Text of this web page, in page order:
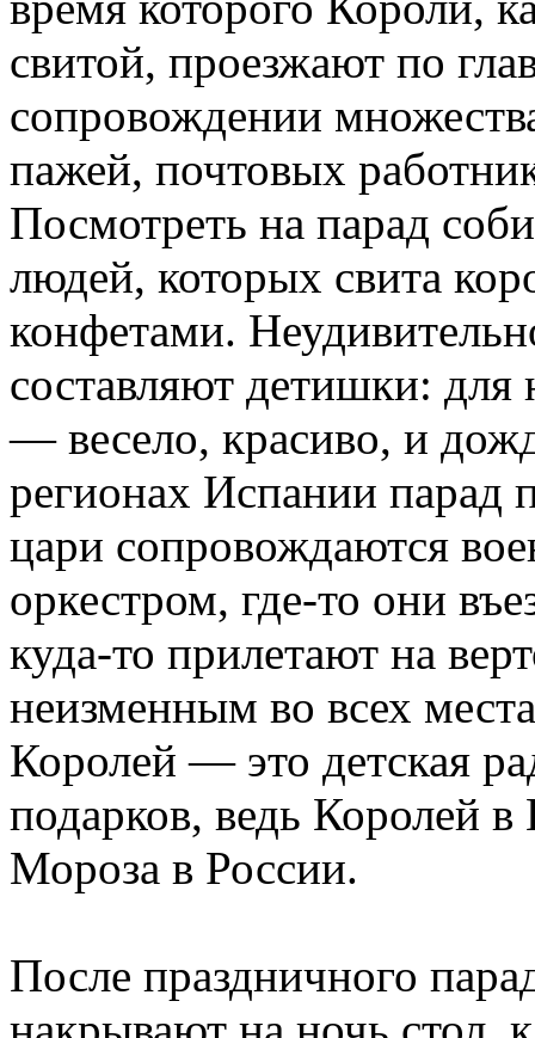
свитой, проезжают по
сопровождении
пажей, почтовых
Посмотреть на парад
людей, которых свита
конфетами.
составляют детишки: для
— весело, красиво, и
регионах Испании парад
цари сопровождаются
оркестром, где-то они
куда-то прилетают на
неизменным во всех
Королей — это детская
подарков, ведь Королей
Мороза в России.
После праздничного